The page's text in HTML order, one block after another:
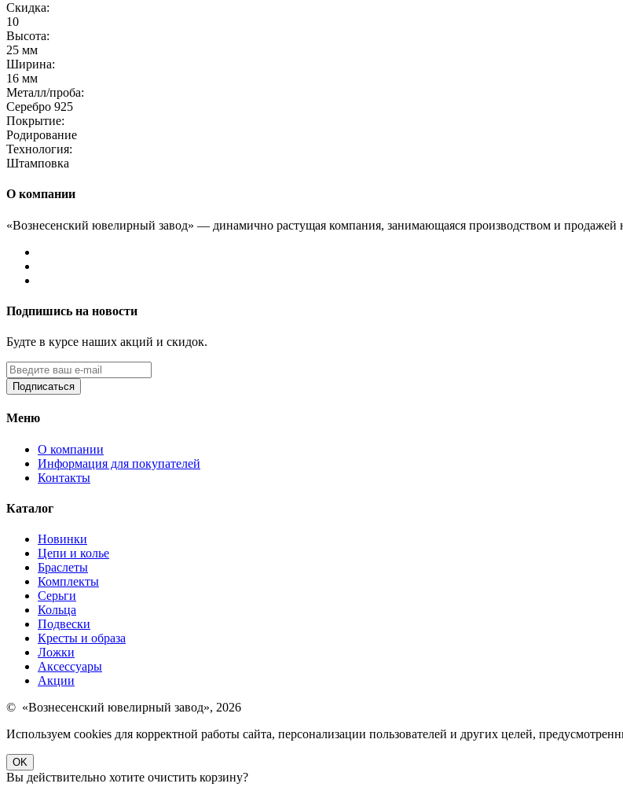
Скидка:
10
Высота:
25 мм
Ширина:
16 мм
Металл/проба:
Серебро 925
Покрытие:
Родирование
Технология:
Штамповка
О компании
«Вознесенский ювелирный завод» — динамично растущая компания, занимающаяся производством и
Подпишись на новости
Будте в курсе наших акций и скидок.
Подписаться
Меню
О компании
Информация для покупателей
Контакты
Каталог
Новинки
Цепи и колье
Браслеты
Комплекты
Серьги
Кольца
Подвески
Кресты и образа
Ложки
Аксессуары
Акции
© «Вознесенский ювелирный завод», 2026
Используем cookies для корректной работы сайта, персонализации пользователей и других целей,
OK
Вы действительно хотите очистить корзину?